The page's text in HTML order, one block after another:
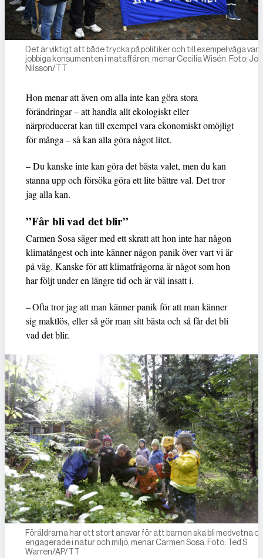
Det är viktigt att både trycka på politiker och till ­exempel våga
jobbiga konsumenten i mataffären, menar Cecilia Wisén. Foto:
Nilsson/TT
Hon menar att även om alla inte kan göra stora
förändringar – att handla allt ekologiskt eller
närproducerat kan till exempel vara ekonomiskt omöjligt
för många – så kan alla göra något litet.
– Du kanske inte kan göra det bästa valet, men du kan
stanna upp och försöka göra ett lite bättre val. Det tror
jag alla kan.
”Får bli vad det blir”
Carmen Sosa säger med ett skratt att hon inte har någon
klimatångest och inte känner någon panik över vart vi är
på väg. Kanske för att klimatfrågorna är något som hon
har följt under en längre tid och är väl insatt i.
– Ofta tror jag att man känner panik för att man känner
sig maktlös, eller så gör man sitt bästa och så får det bli
vad det blir.
Föräldrarna har ett stort ansvar för att barnen ska bli medvetna
engagerade i natur och miljö, menar Carmen Sosa. Foto: Ted S
Warren/AP/TT